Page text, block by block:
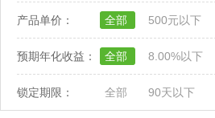
产品单价： 全部 500元以下
预期年化收益： 全部 8.00%以下
锁定期限： 全部 90天以下